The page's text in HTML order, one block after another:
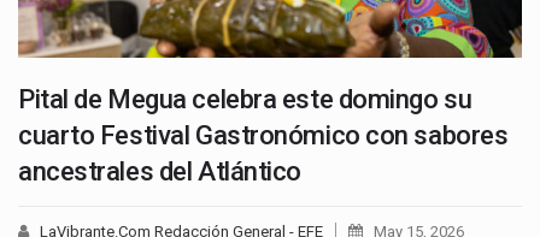
Pital de Megua celebra este domingo su
cuarto Festival Gastronómico con sabores
ancestrales del Atlántico
LaVibrante.Com Redacción General - EFE May 15, 2026